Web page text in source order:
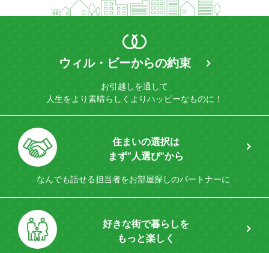
ウィル・ビーからの約束
お引越しを通して
人生をより素晴らしく よりハッピーなものに！
住まいの選択は
まず“人選び”から
なんでも話せる担当者をお部屋探しのパートナーに
好きな街で暮らしを
もっと楽しく